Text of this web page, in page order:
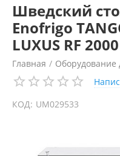
Шведский
Enofrigo
LUXUS RF 2000
Главная / Оборудование
КОД: UM029533